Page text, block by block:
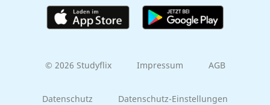
© 2026 Studyflix Impressum AGB
Datenschutz Datenschutz-Einstellungen